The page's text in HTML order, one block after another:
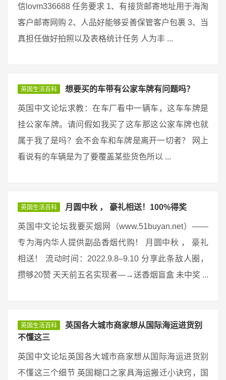
信lovm336688 任务要求 1、有接货邮寄地址用于海淘
客户邮寄网购 2、人品好能够妥善保管客户包裹 3、当
真担任做好拍照以及表格统计任务 人为丰 ...
英国生活百科 想要买的车带有公家车牌有问题吗？
英国中文论坛求教：在车厂看中一辆车，这车车牌是
挂公家车牌。请问假如我买了这车那这公家车牌也就
属于我了是吗？会不会车和车牌是离开一切者？ 网上
看说有的车辆是为了要覆盖某些货色所以 ...
英国生活百科 月圆中秋 ， 豪礼相送！100%得奖
英国中文论坛我要买烟网（www.51buyan.net）——
专为海内华人提供副品香烟代购！ 月圆中秋 ， 豪礼
相送！ 流动时间：2022.9.8–9.10 分享此条敌人圈，
攒够20赞 天天前五名实现者—→送香烟盲盒 未中奖 ...
英国生活百科
英国各大城市商家想从国际海运进货别
不懂这三
英国中文论坛英国各大城市商家想从国际海运进货别
不懂这三个细节 英国糊口之家具海运搬迁小诀窍，国